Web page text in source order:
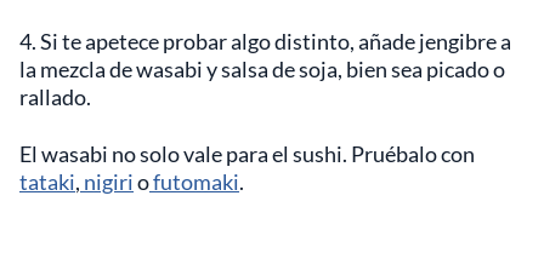
4. Si te apetece probar algo distinto, añade jengibre a
la mezcla de wasabi y salsa de soja, bien sea picado o
rallado.
El wasabi no solo vale para el sushi. Pruébalo con
tataki, nigiriofutomaki.